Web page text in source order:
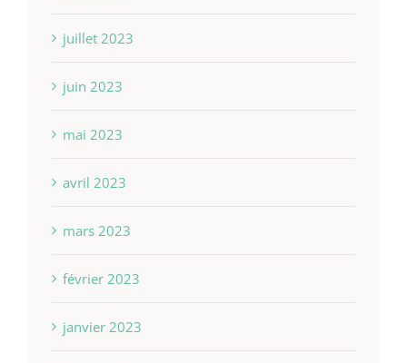
juillet 2023
juin 2023
mai 2023
avril 2023
mars 2023
février 2023
janvier 2023